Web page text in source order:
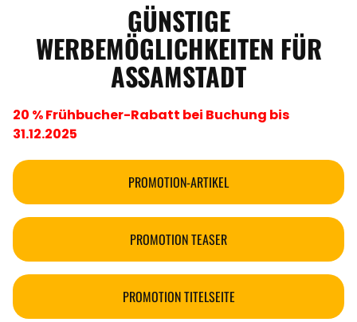
GÜNSTIGE
WERBEMÖGLICHKEITEN FÜR
ASSAMSTADT
20 % Frühbucher-Rabatt bei Buchung bis
31.12.2025
PROMOTION-ARTIKEL
PROMOTION TEASER
PROMOTION TITELSEITE